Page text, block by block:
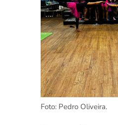
Foto: Pedro Oliveira.